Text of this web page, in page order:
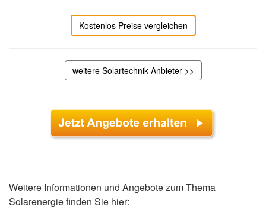
Kostenlos Preise vergleichen
weitere Solartechnik-Anbieter >>
Weitere Informationen und Angebote zum Thema
Solarenergie finden Sie hier: